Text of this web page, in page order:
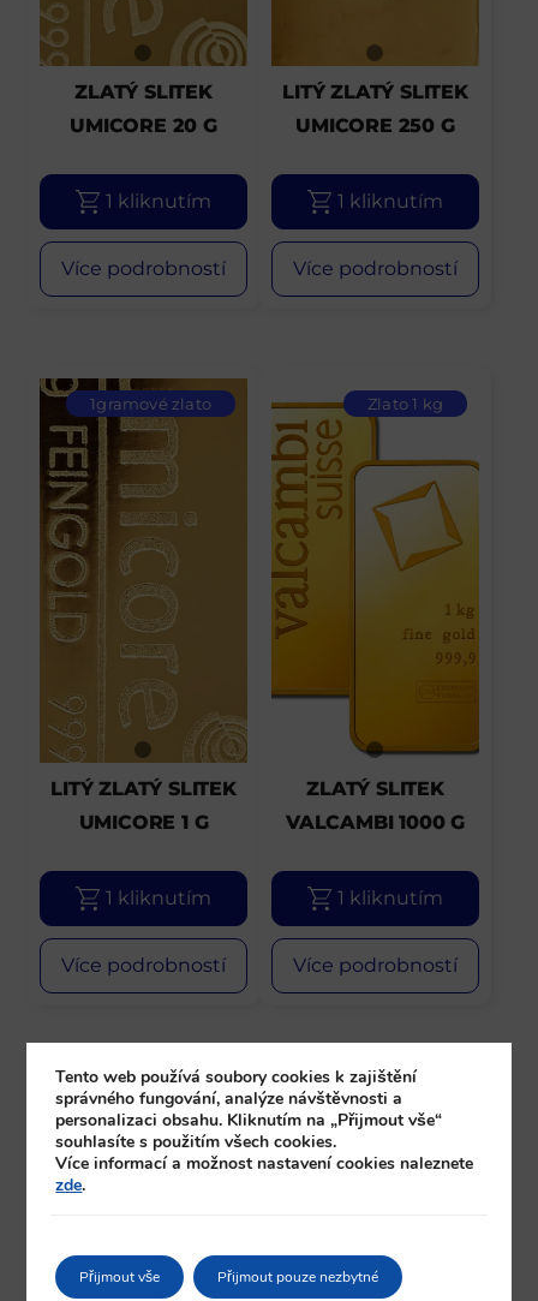
ZLATÝ SLITEK
UMICORE 20 G
1 kliknutím
Více podrobností
LITÝ ZLATÝ SLITEK
UMICORE 250 G
1 kliknutím
Více podrobností
1gramové zlato
LITÝ ZLATÝ SLITEK
UMICORE 1 G
1 kliknutím
Více podrobností
Zlato 1 kg
ZLATÝ SLITEK
VALCAMBI 1000 G
1 kliknutím
Více podrobností
Tento web používá soubory cookies k zajištění
správného fungování, analýze návštěvnosti a
personalizaci obsahu. Kliknutím na „Přijmout vše“
souhlasíte s použitím všech cookies.
Více informací a možnost nastavení cookies naleznete
zde.
Přijmout vše Přijmout pouze nezbytné